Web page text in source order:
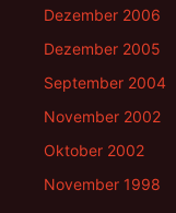
Dezember 2006
Dezember 2005
September 2004
November 2002
Oktober 2002
November 1998